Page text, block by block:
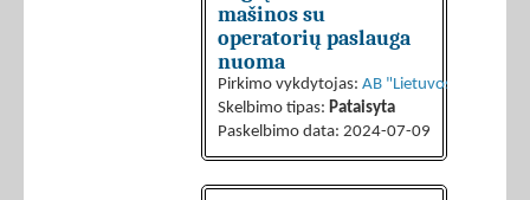
mašinos su
operatorių paslauga
nuoma
Pirkimo vykdytojas: AB "Lietuvos
Skelbimo tipas: Pataisyta
Paskelbimo data: 2024-07-09